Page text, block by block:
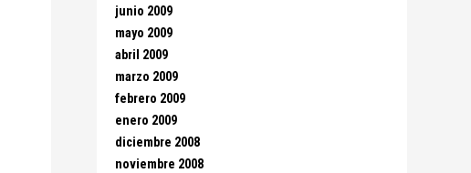
junio 2009
mayo 2009
abril 2009
marzo 2009
febrero 2009
enero 2009
diciembre 2008
noviembre 2008